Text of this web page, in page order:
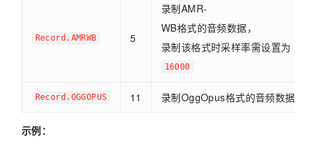
Record.AMRWB 5
录制AMR-
WB格式的音频数据，
录制该格式时采样率需设置为
16000
Record.OGGOPUS 11 录制OggOpus格式的音频数据
示例：